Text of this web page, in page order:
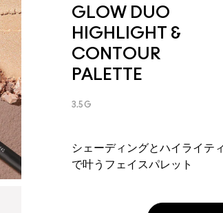
GLOW DUO
HIGHLIGHT &
CONTOUR
PALETTE
3.5G
シェーディングとハイライテ
で叶うフェイスパレット